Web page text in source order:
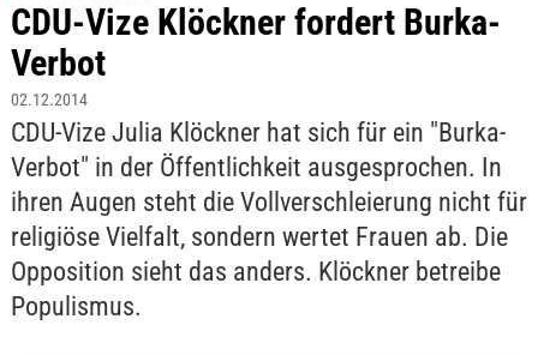
CDU-Vize Klöckner fordert Burka-
Verbot
02.12.2014
CDU-Vize Julia Klöckner hat sich für ein "Burka-
Verbot" in der Öffentlichkeit ausgesprochen. In
ihren Augen steht die Vollverschleierung nicht für
religiöse Vielfalt, sondern wertet Frauen ab. Die
Opposition sieht das anders. Klöckner betreibe
Populismus.